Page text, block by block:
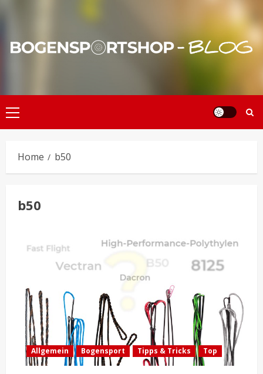
Primary
Menu
Home b50
b50
Allgemein Bogensport Tipps & Tricks Top